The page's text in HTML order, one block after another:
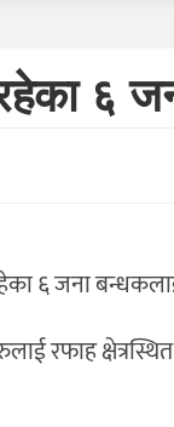
६
६ जना
रफाह